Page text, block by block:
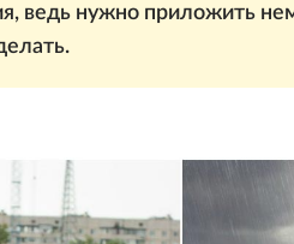
ведь нужно приложить